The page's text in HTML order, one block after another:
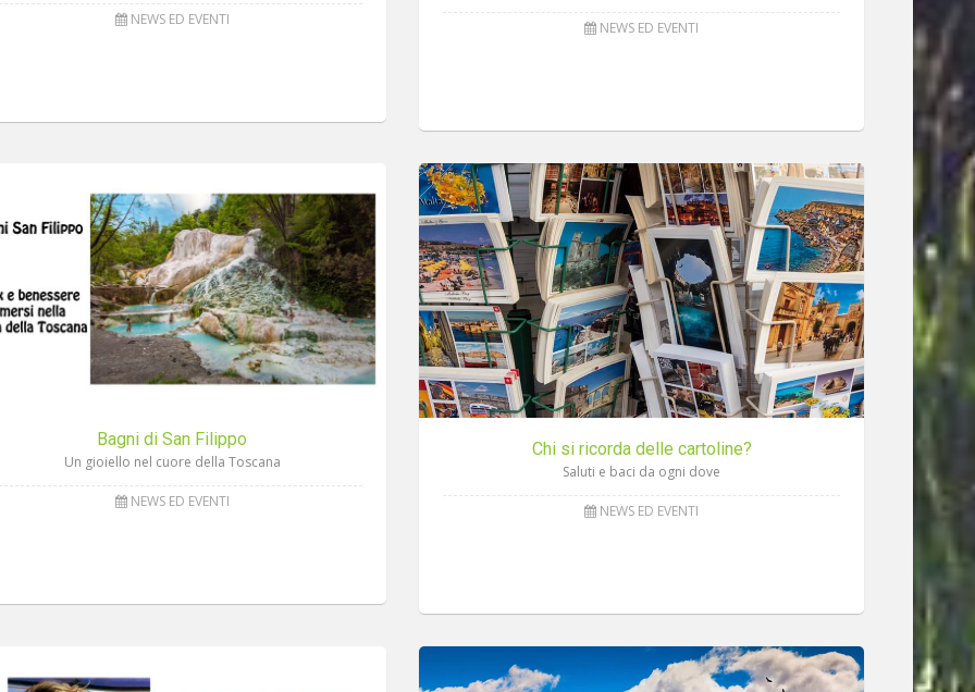
NEWS ED EVENTI
NEWS ED EVENTI
Bagni di San Filippo
Un gioiello nel cuore della Toscana
NEWS ED EVENTI
Chi si ricorda delle cartoline?
Saluti e baci da ogni dove
NEWS ED EVENTI